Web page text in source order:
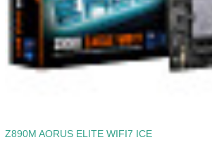
Z890M AORUS ELITE WIFI7 ICE